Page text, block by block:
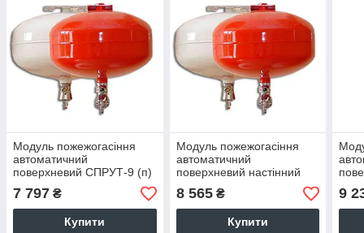
Модуль пожежогасіння
автоматичний
поверхневий СПРУТ-9 (п)
7 797 ₴
Купити
Модуль пожежогасіння
автоматичний
поверхневий настінний
СПРУТ-9 (пн)
8 565₴
Купити
(п)
9